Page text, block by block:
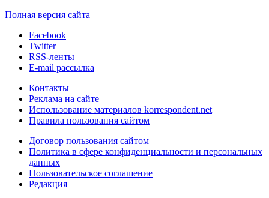
Полная версия сайта
Facebook
Twitter
RSS-ленты
E-mail рассылка
Контакты
Реклама на сайте
Использование материалов korrespondent.net
Правила пользования сайтом
Договор пользования сайтом
Политика в сфере конфиденциальности и персональных
данных
Пользовательское соглашение
Редакция